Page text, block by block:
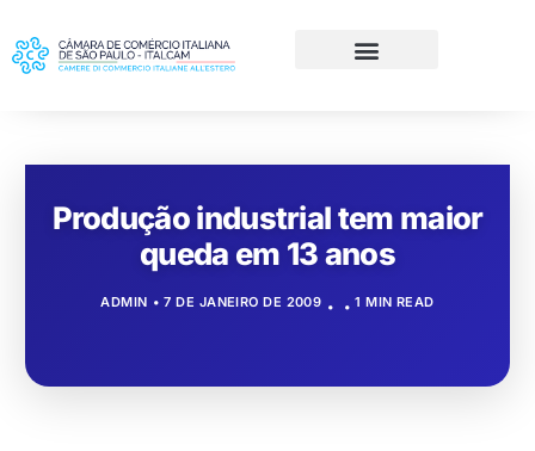
Produção industrial tem maior
queda em 13 anos
ADMIN 7 DE JANEIRO DE 2009 1 MIN READ